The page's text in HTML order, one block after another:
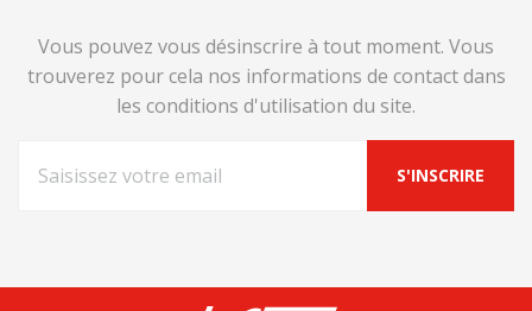
Vous pouvez vous désinscrire à tout moment. Vous
trouverez pour cela nos informations de contact dans
les conditions d'utilisation du site.